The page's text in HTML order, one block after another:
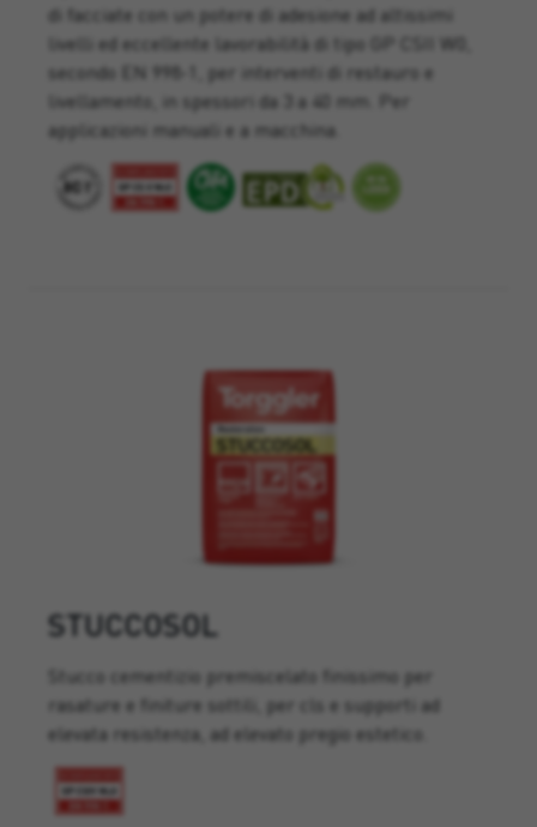
di facciate con un potere di adesione ad altissimi
livelli ed eccellente lavorabilità di tipo GP CSII W0,
secondo EN 998-1, per interventi di restauro e
livellamento, in spessori da 3 a 40 mm. Per
applicazioni manuali e a macchina.
STUCCOSOL
Stucco cementizio premiscelato finissimo per
rasature e finiture sottili, per cls e supporti ad
elevata resistenza, ad elevato pregio estetico.